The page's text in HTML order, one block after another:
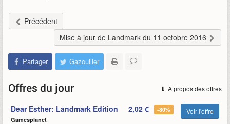
Précédent
Mise à jour de Landmark du 11 octobre 2016
Partager Gazouiller
À propos des offres
Offres du jour
Dear Esther: Landmark Edition
Gamesplanet
2,02 € -80% Voir l'offre